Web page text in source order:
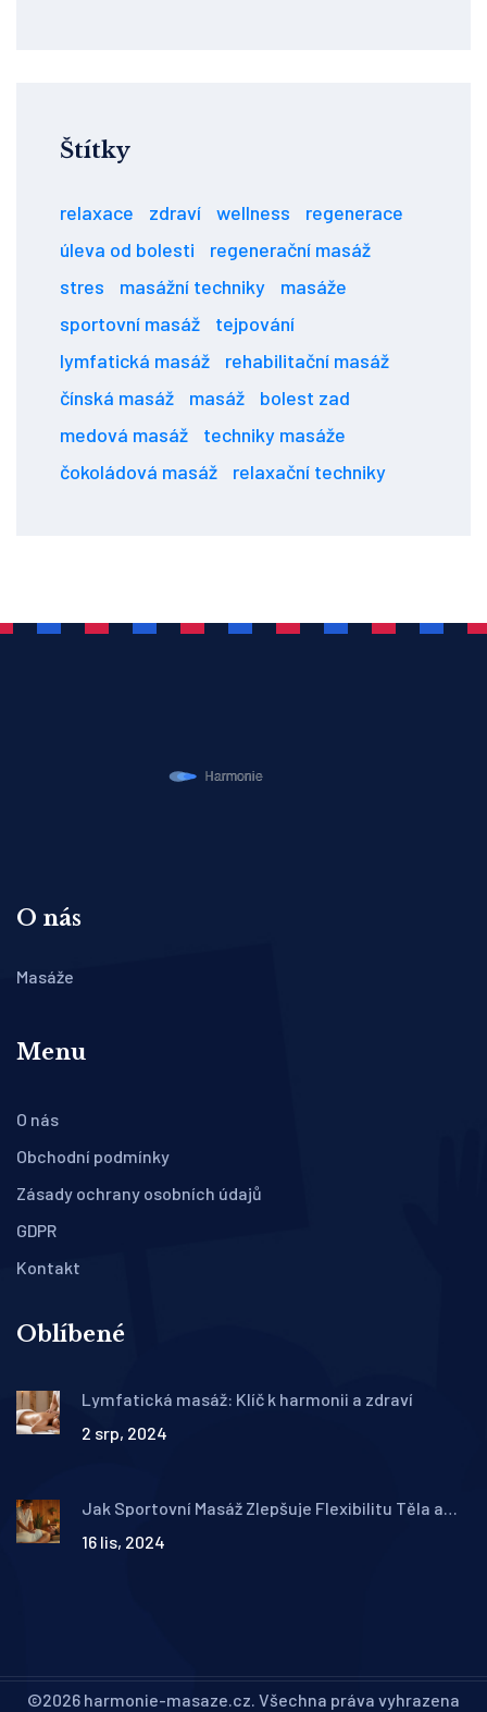
Štítky
relaxace zdraví wellness
regenerace
úleva od bolesti
regenerační masáž
stres
masážní techniky
masáže
sportovní masáž
tejpování
lymfatická masáž
rehabilitační masáž
čínská masáž
masáž
bolest zad
medová masáž
techniky masáže
čokoládová masáž
relaxační techniky
O nás
Masáže
Menu
O nás
Obchodní podmínky
Zásady ochrany osobních údajů
GDPR
Kontakt
Oblíbené
Lymfatická masáž: Klíč k harmonii a zdraví
2 srp, 2024
Jak Sportovní Masáž Zlepšuje Flexibilitu Těla a
16 lis, 2024
©2026 harmonie-masaze.cz. Všechna práva vyhrazena